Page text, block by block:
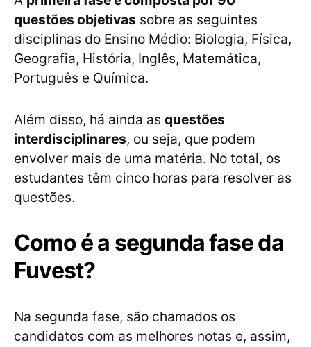
questões objetivas sobre as seguintes
disciplinas do Ensino Médio: Biologia, Física,
Geografia, História, Inglês, Matemática,
Português e Química.
Além disso, há ainda as questões
interdisciplinares, ou seja, que podem
envolver mais de uma matéria. No total, os
estudantes têm cinco horas para resolver as
questões.
Como é a segunda fase da
Fuvest?
Na segunda fase, são chamados os
candidatos com as melhores notas e, assim,